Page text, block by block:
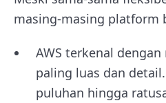
masing-masing platform
AWS terkenal
paling luas dan
puluhan hingga